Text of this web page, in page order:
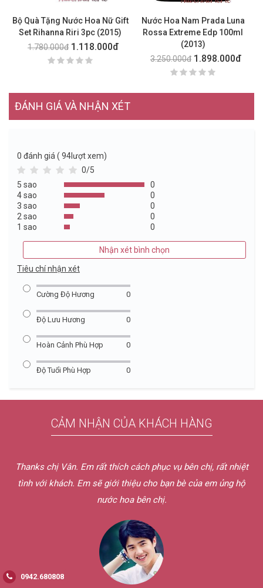
Bộ Quà Tặng Nước Hoa Nữ Gift
Set Rihanna Riri 3pc (2015)
1.780.000đ 1.118.000đ
Nước Hoa Nam Prada Luna
Rossa Extreme Edp 100ml
(2013)
3.250.000đ 1.898.000đ
ĐÁNH GIÁ VÀ NHẬN XÉT
0 đánh giá ( 94lượt xem)
0/5
5 sao
0
4 sao
0
3 sao
0
2 sao
0
1 sao
0
Nhận xét bình chọn
Tiêu chí nhận xét
Cường Độ Hương 0
Độ Lưu Hương 0
Hoàn Cảnh Phù Hợp 0
Độ Tuổi Phù Hợp 0
CẢM NHẬN CỦA KHÁCH HÀNG
Hôm qua em nhận được nước hoa rồi ạ. Shipper bên chị lịch
sự và dễ thương quá chừng. Mẫu thử chị gửi em mùi rất hay.
Dịch vụ bên chị tốt quá. Nếu có nhu cầu em sẽ ủng hộ bên chị
0942.680808